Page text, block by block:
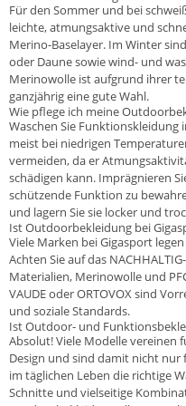
Für den Sommer und bei
leichte, atmungsaktive und
Merino-Baselayer. Im Winter
oder Daune sowie wind- und
Merinowolle ist aufgrund ihrer
ganzjährig eine gute Wahl.
Wie pflege ich meine
Waschen Sie Funktionskleidung
meist bei niedrigen
vermeiden, da er
schädigen kann. Imprägnieren
schützende Funktion zu
und lagern Sie sie locker und
Ist Outdoorbekleidung bei
Viele Marken bei Gigasport
Achten Sie auf das
Materialien, Merinowolle und
VAUDE oder ORTOVOX sind
und soziale Standards.
Ist Outdoor- und
Absolut! Viele Modelle vereinen
Design und sind damit nicht
im täglichen Leben die richtige
Schnitte und vielseitige